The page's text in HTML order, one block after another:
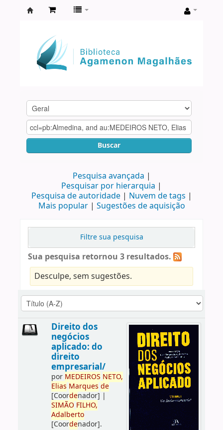
Agamenon
Magalhães
Buscar
Pesquisa avançada
Pesquisar por hierarquia
Pesquisa de autoridade
Nuvem de tags
Mais popular
Sugestões de aquisição
Filtre sua pesquisa
Sua pesquisa retornou 3 resultados.
Desculpe, sem sugestões.
Direito dos
negócios
aplicado: do
direito
empresarial/
por MEDEIROS NETO,
Elias Marques de
[Coordenador] |
SIMÃO FILHO,
Adalberto
[Coordenador].